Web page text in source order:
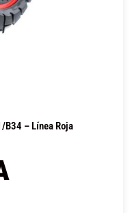
– Línea Roja